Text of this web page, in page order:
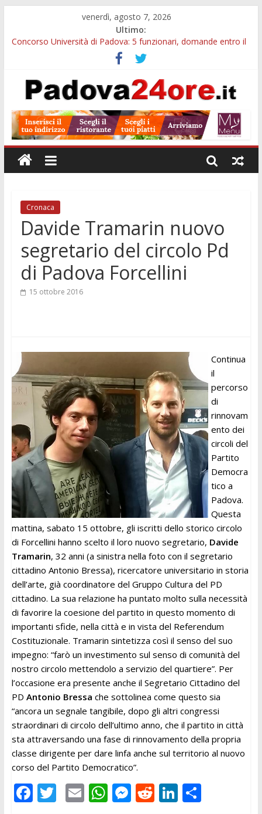
venerdì, agosto 7, 2026
Ultimo:
Concorso Università di Padova: 5 funzionari, domande entro il
Notizie di Padova alle ore 10: arresto, fermata Busitalia e
tregua dal caldo
Slow Looking agli Eremitani: un’ora per osservare davvero
Notizie di Padova alle ore 21: lavoratore morto, credito sul
gasolio e IA nei Comuni
Orto Botanico Padova: visite ed escursioni fino a settembre
Cronaca
Davide Tramarin nuovo
segretario del circolo Pd
di Padova Forcellini
15 ottobre 2016
Continua
il
percorso
di
rinnovam
ento dei
circoli del
Partito
Democra
tico a
Padova.
Questa
mattina, sabato 15 ottobre, gli iscritti dello storico circolo
di Forcellini hanno scelto il loro nuovo segretario, Davide
Tramarin, 32 anni (a sinistra nella foto con il segretario
cittadino Antonio Bressa), ricercatore universitario in storia
dell’arte, già coordinatore del Gruppo Cultura del PD
cittadino. La sua relazione ha puntato molto sulla necessità
di favorire la coesione del partito in questo momento di
importanti sfide, nella città e in vista del Referendum
Costituzionale. Tramarin sintetizza così il senso del suo
impegno: “farò un investimento sul senso di comunità del
nostro circolo mettendolo a servizio del quartiere”. Per
l’occasione era presente anche il Segretario Cittadino del
PD Antonio Bressa che sottolinea come questo sia
“ancora un segnale tangibile, dopo gli altri congressi
straordinari di circolo dell’ultimo anno, che il partito in città
sta attraversando una fase di rinnovamento della propria
classe dirigente per dare linfa anche sul territorio al nuovo
corso del Partito Democratico”.
F T E W M R Li C